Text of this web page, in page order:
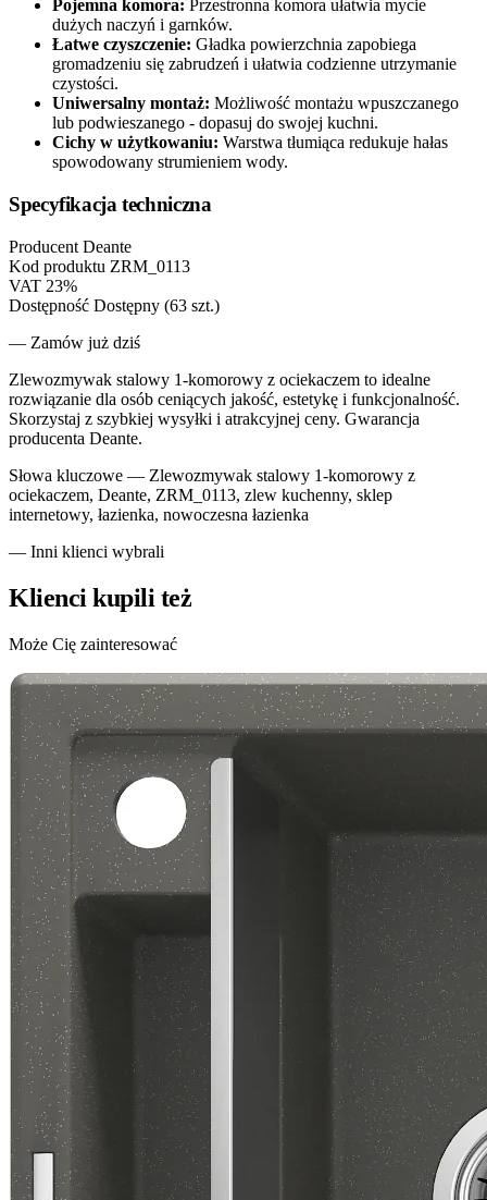
Pojemna komora: Przestronna komora ułatwia mycie
dużych naczyń i garnków.
Łatwe czyszczenie: Gładka powierzchnia zapobiega
gromadzeniu się zabrudzeń i ułatwia codzienne utrzymanie
czystości.
Uniwersalny montaż: Możliwość montażu wpuszczanego
lub podwieszanego - dopasuj do swojej kuchni.
Cichy w użytkowaniu: Warstwa tłumiąca redukuje hałas
spowodowany strumieniem wody.
Specyfikacja techniczna
Producent Deante
Kod produktu ZRM_0113
VAT 23%
Dostępność Dostępny (63 szt.)
— Zamów już dziś
Zlewozmywak stalowy 1-komorowy z ociekaczem to idealne
rozwiązanie dla osób ceniących jakość, estetykę i funkcjonalność.
Skorzystaj z szybkiej wysyłki i atrakcyjnej ceny. Gwarancja
producenta Deante.
Słowa kluczowe — Zlewozmywak stalowy 1-komorowy z
ociekaczem, Deante, ZRM_0113, zlew kuchenny, sklep
internetowy, łazienka, nowoczesna łazienka
— Inni klienci wybrali
Klienci kupili też
Może Cię zainteresować